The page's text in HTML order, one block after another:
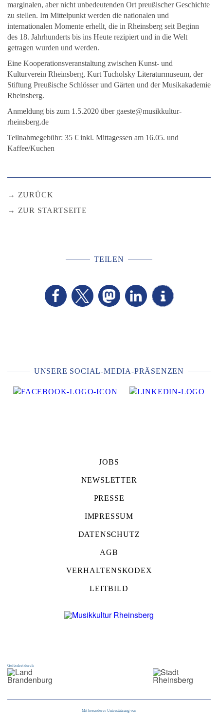
marginalen, aber nicht unbedeutenden Ort preußischer Geschichte
zu stellen. Im Mittelpunkt werden die nationalen und
internationalen Momente erhellt, die in Rheinsberg seit Beginn
des 18. Jahrhunderts bis ins Heute rezipiert und in die Welt
getragen wurden und werden.
Eine Kooperationsveranstaltung zwischen Kunst- und
Kulturverein Rheinsberg, Kurt Tucholsky Literaturmuseum, der
Stiftung Preußische Schlösser und Gärten und der Musikakademie
Rheinsberg.
Anmeldung bis zum 1.5.2020 über gaeste@musikkultur-
rheinsberg.de
Teilnahmegebühr: 35 € inkl. Mittagessen am 16.05. und
Kaffee/Kuchen
ZURÜCK
ZUR STARTSEITE
TEILEN
UNSERE SOCIAL-MEDIA-PRÄSENZEN
JOBS
NEWSLETTER
PRESSE
IMPRESSUM
DATENSCHUTZ
AGB
VERHALTENSKODEX
LEITBILD
Gefördert durch
Mit besonderer Unterstützung von